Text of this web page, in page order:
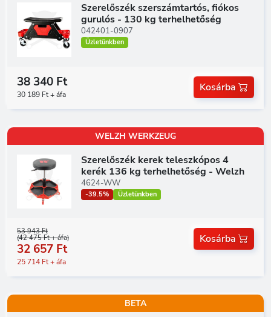
Szerelőszék szerszámtartós, fiókos
gurulós - 130 kg terhelhetőség
042401-0907
Üzletünkben
38 340 Ft
30 189 Ft + áfa
Kosárba
WELZH WERKZEUG
Szerelőszék kerek teleszkópos 4
kerék 136 kg terhelhetőség - Welzh
4624-WW
-39.5% Üzletünkben
53 943 Ft
(42 475 Ft + áfa)
32 657 Ft
25 714 Ft + áfa
Kosárba
BETA